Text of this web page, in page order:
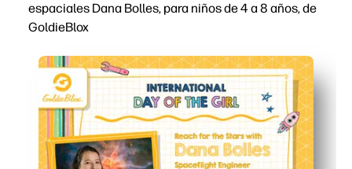
espaciales Dana Bolles, para niños de 4 a 8 años, de
GoldieBlox
Imprime y listo: solo tienes que añadir crayones o
Un modelo real de ingeniero hace que el espacio y las
Las instrucciones rápidas y apropiadas para la edad
Úselo en cualquier lugar: en el trabajo matutino, en